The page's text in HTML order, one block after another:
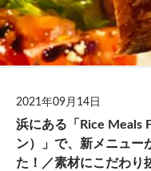
2021年09月14日
浜にある「Rice Meals
ン）」で、新メニュー
た！／素材にこだわり